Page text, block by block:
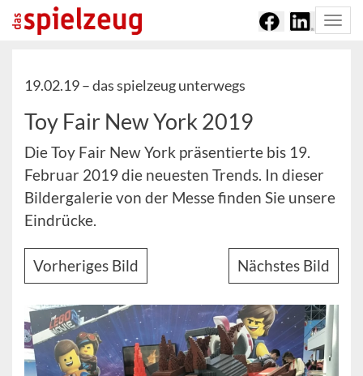
19.02.19 –das spielzeug unterwegs
Toy Fair New York 2019
Die Toy Fair New York präsentierte bis 19.
Februar 2019 die neuesten Trends. In dieser
Bildergalerie von der Messe finden Sie unsere
Eindrücke.
Vorheriges Bild Nächstes Bild